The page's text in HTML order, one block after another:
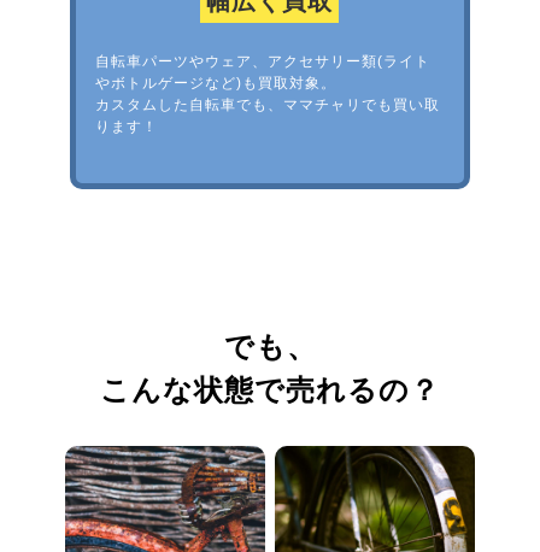
自転車パーツやウェア、アクセサリー類(ライト
やボトルゲージなど)も買取対象。
カスタムした自転車でも、ママチャリでも買い取
ります！
でも、
こんな状態で売れるの？